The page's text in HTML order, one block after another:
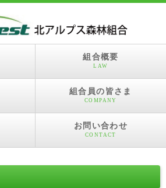
組合概要
LAW
組合員の皆さま
COMPANY
お問い合わせ
CONTACT